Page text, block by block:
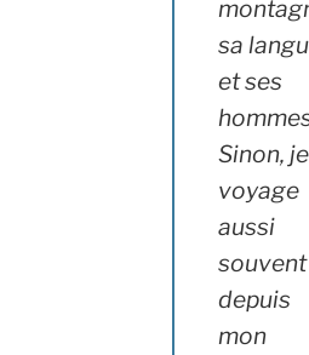
sa
et ses
Sinon, je
voyage
aussi
souvent
depuis
mon